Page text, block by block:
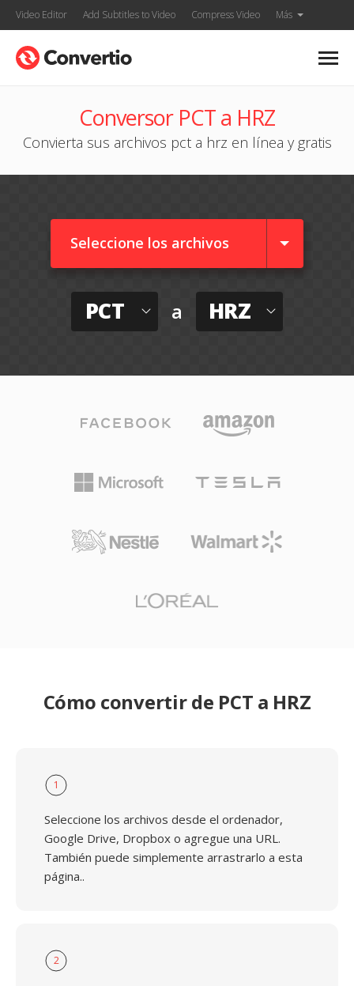
Video Editor Add Subtitles to Video Compress Video Más
Conversor PCT a HRZ
Convierta sus archivos pct a hrz en línea y gratis
Seleccione los archivos
PCT a HRZ
Cómo convertir de PCT a HRZ
1
Seleccione los archivos desde el ordenador,
Google Drive, Dropbox o agregue una URL.
También puede simplemente arrastrarlo a esta
página..
2